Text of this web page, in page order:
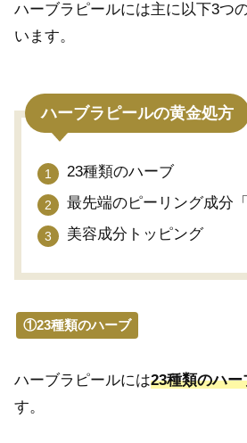
ハーブラピールには主に以下3つ
います。
ハーブラピールの黄金処方
23種類のハーブ
最先端のピーリング成分「
美容成分トッピング
①23種類のハーブ
ハーブラピールには23種類のハー
す。